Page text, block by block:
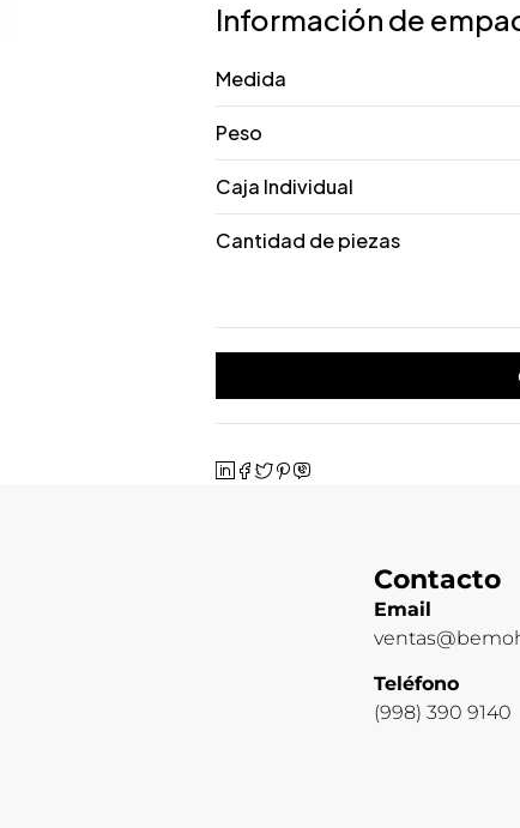
Información de
Medida
Peso
Caja Individual
Cantidad de piezas
Contacto
Email
Teléfono
(998) 390 9140